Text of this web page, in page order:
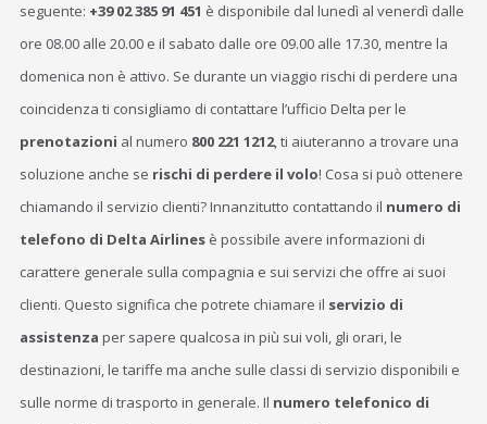
seguente: +39 02 385 91 451 è disponibile dal lunedì al venerdì dalle
ore 08.00 alle 20.00 e il sabato dalle ore 09.00 alle 17.30, mentre la
domenica non è attivo. Se durante un viaggio rischi di perdere una
coincidenza ti consigliamo di contattare l’ufficio Delta per le
prenotazioni al numero 800 221 1212, ti aiuteranno a trovare una
soluzione anche se rischi di perdere il volo! Cosa si può ottenere
chiamando il servizio clienti? Innanzitutto contattando il numero di
telefono di Delta Airlinesè possibile avere informazioni di
carattere generale sulla compagnia e sui servizi che offre ai suoi
clienti. Questo significa che potrete chiamare il servizio di
assistenza per sapere qualcosa in più sui voli, gli orari, le
destinazioni, le tariffe ma anche sulle classi di servizio disponibili e
sulle norme di trasporto in generale. Il numero telefonico di